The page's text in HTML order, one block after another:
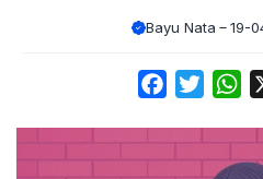
Bayu Nata 19-
FacebookTwitter